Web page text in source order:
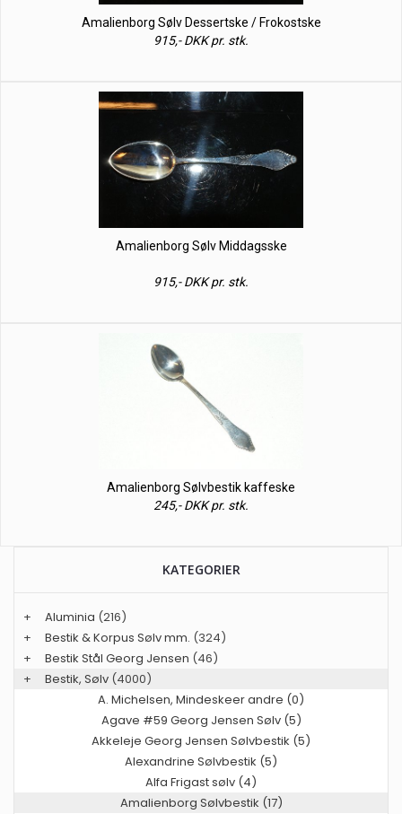
Amalienborg Sølv Dessertske / Frokostske
915,- DKK pr. stk.
Amalienborg Sølv Middagsske
915,- DKK pr. stk.
Amalienborg Sølvbestik kaffeske
245,- DKK pr. stk.
KATEGORIER
+ Aluminia (216)
+
Bestik & Korpus Sølv mm. (324)
+
Bestik Stål Georg Jensen (46)
+
Bestik, Sølv (4000)
A. Michelsen, Mindeskeer andre (0)
Agave #59 Georg Jensen Sølv (5)
Akkeleje Georg Jensen Sølvbestik (5)
Alexandrine Sølvbestik (5)
Alfa Frigast sølv (4)
Amalienborg Sølvbestik (17)